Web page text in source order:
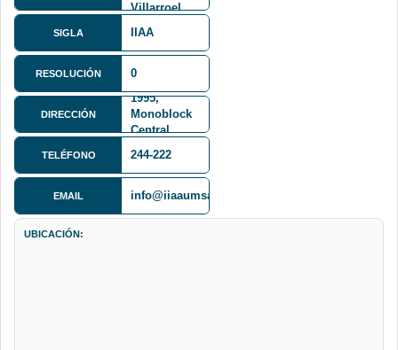
Villarroel
SIGLA IIAA
RESOLUCIÓN 0
DIRECCIÓN
1995,
Monoblock
Central,
TELÉFONO 244-222
EMAIL info@iiaaumsa.org
UBICACIÓN: